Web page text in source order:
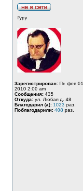
Гуру
Зарегистрирован: Пн фев 01,
2010 2:00 am
Сообщения: 435
Откуда: ул. Любая д. 48
Благодарил (а): 1023 раз.
Поблагодарили: 408 раз.